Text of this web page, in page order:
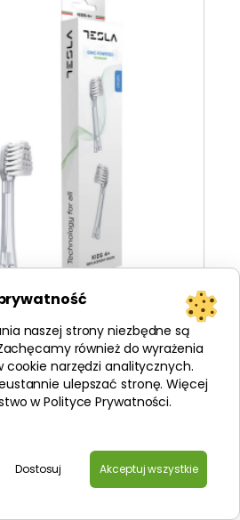
Soft Kids 2 szt - miękkie
zębów dla dzieci 4+
DO KOSZYKA
naszej strony niezbędne są
również do wyrażenia
cookie narzędzi analitycznych.
ulepszać stronę. Więcej
w Polityce Prywatności.
Dostosuj Akceptuj wszystkie